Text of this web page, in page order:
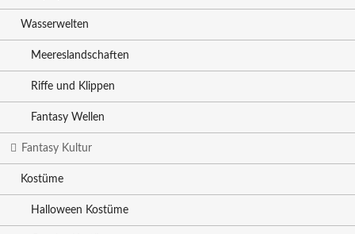
Wasserwelten
Meereslandschaften
Riffe und Klippen
Fantasy Wellen
Fantasy Kultur
Kostüme
Halloween Kostüme